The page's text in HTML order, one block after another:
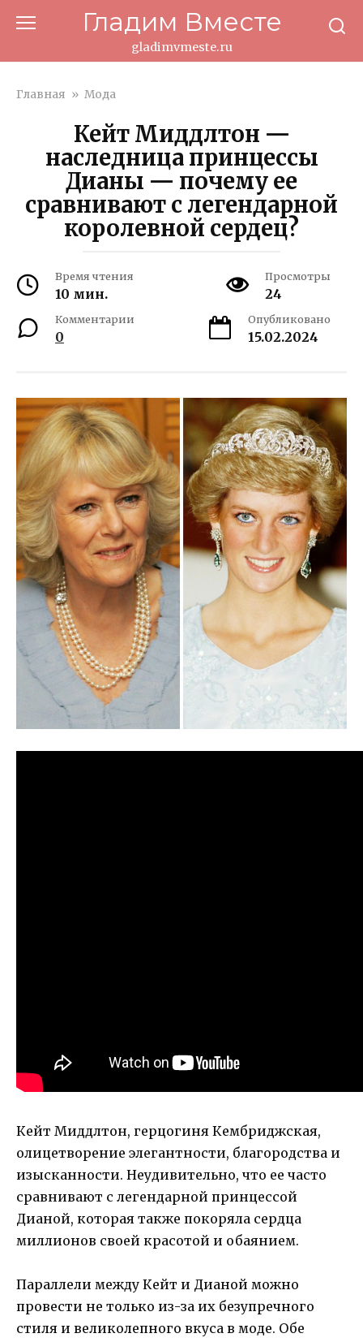
Гладим Вместе
gladimvmeste.ru
Главная » Мода
Кейт Миддлтон —
наследница принцессы
Дианы — почему ее
сравнивают с легендарной
королевной сердец?
Время чтения
10 мин.
Просмотры
24
Комментарии
0
Опубликовано
15.02.2024
Кейт Миддлтон, герцогиня Кембриджская,
олицетворение элегантности, благородства и
изысканности. Неудивительно, что ее часто
сравнивают с легендарной принцессой
Дианой, которая также покоряла сердца
миллионов своей красотой и обаянием.
Параллели между Кейт и Дианой можно
провести не только из-за их безупречного
стиля и великолепного вкуса в моде. Обе